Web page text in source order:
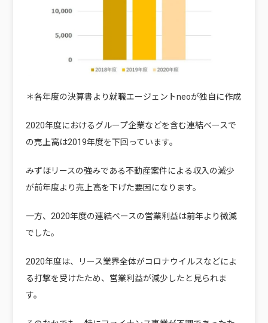
＊各年度の決算書より就職エージェントneoが独自に作成
2020年度におけるグループ企業などを含む連結ベースで
の売上高は2019年度を下回っています。
みずほリースの強みである不動産案件による収入の減少
が前年度より売上高を下げた要因になります。
一方、2020年度の連結ベースの営業利益は前年より微減
でした。
2020年度は、リース業界全体がコロナウイルスなどによ
る打撃を受けたため、営業利益が減少したと見られま
す。